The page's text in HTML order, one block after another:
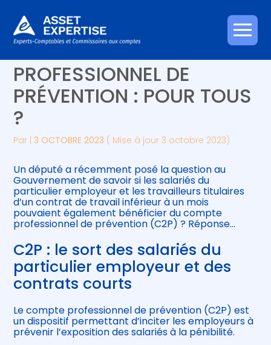
Aller
au
Créer et reprendre une activité
Gérer votre quotidien
Piloter votre entreprise
Développer votre entreprise
Être prêt pour la facturation
électronique
Piloter votre gestion
Suivre votre comptabilité
Gérer vos ressources humaines
LE COMPTE
PROFESSIONNEL DE
PRÉVENTION : POUR TOUS
?
Par |3 OCTOBRE 2023 ( Mise à jour 3 octobre 2023)
Un député a récemment posé la question au
Gouvernement de savoir si les salariés du
particulier employeur et les travailleurs titulaires
d’un contrat de travail inférieur à un mois
pouvaient également bénéficier du compte
professionnel de prévention (C2P) ? Réponse…
C2P : le sort des salariés du
particulier employeur et des
contrats courts
Le compte professionnel de prévention (C2P) est
un dispositif permettant d’inciter les employeurs à
prévenir l’exposition des salariés à la pénibilité.